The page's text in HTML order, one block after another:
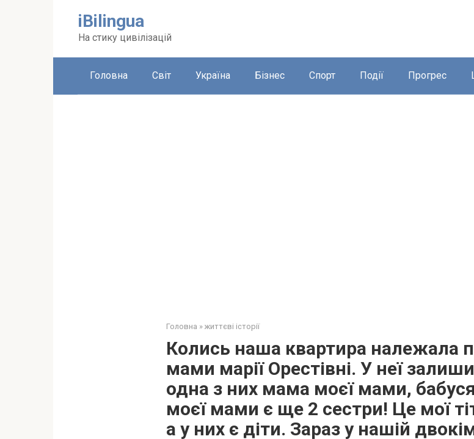
iBilingua
На стику цивілізацій
Головна Світ Україна Бізнес Спорт Події Прогрес
Головна » життєві історії
Колись наша квартира належала
мами марії Орестівні. У неї
одна з них мама моєї мами,
моєї мами є ще 2 сестри! Це мої
а у них є діти. Зараз у нашій